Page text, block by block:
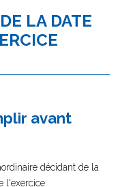
LA DATE
avant
décidant de la
l'exercice